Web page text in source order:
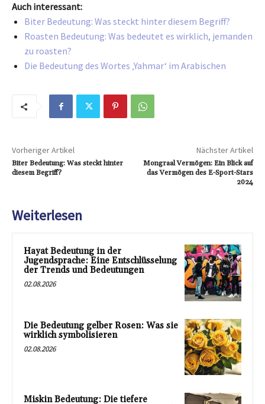
Auch interessant:
Biter Bedeutung: Was steckt hinter diesem Begriff?
Roasten Bedeutung: Was bedeutet es wirklich, jemanden
zu roasten?
Die Bedeutung des Wortes ‚Yahmar‘ im Arabischen
Vorheriger Artikel
Biter Bedeutung: Was steckt hinter
diesem Begriff?
Nächster Artikel
Mongraal Vermögen: Ein Blick auf
das Vermögen des E-Sport-Stars
2024
Weiterlesen
Hayat Bedeutung in der
Jugendsprache: Eine Entschlüsselung
der Trends und Bedeutungen
02.08.2026
Die Bedeutung gelber Rosen: Was sie
wirklich symbolisieren
02.08.2026
Miskin Bedeutung: Die tiefere